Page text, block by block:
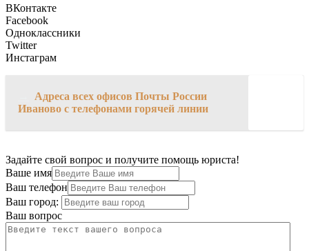
ВКонтакте
Facebook
Одноклассники
Twitter
Инстаграм
Адреса всех офисов Почты России
Иваново с телефонами горячей линии
Задайте свой вопрос и получите помощь юриста!
Ваше имя
Ваш телефон
Ваш город:
Ваш вопрос